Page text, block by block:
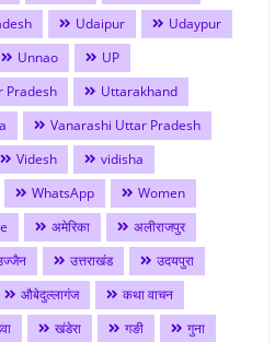
Udaipur
Udaypur
Unnao
UP
Pradesh
Uttarakhand
Vanarashi Uttar Pradesh
Videsh
vidisha
WhatsApp
Women
अमेरिका
अलीराजपुर
उत्तराखंड
उदयपुरा
औबेदुल्लागंज
कथा वाचन
खंडेरा गङी
गुना